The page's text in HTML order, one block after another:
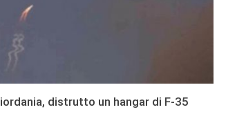
distrutto un hangar di F-35